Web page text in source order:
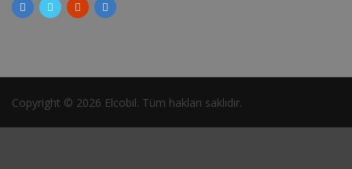
Copyright © 2026 Elcobil. Tüm hakları saklıdır.